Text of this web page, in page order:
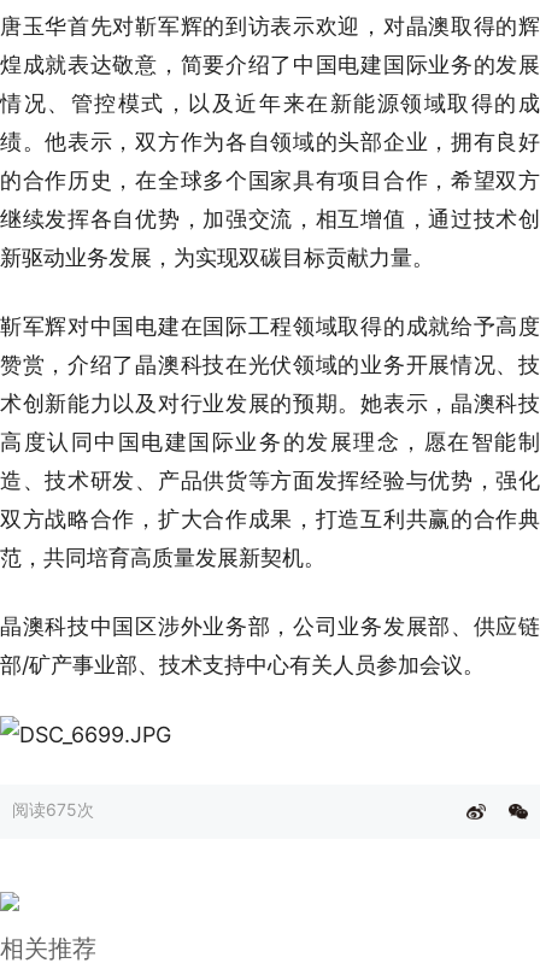
唐玉华首先对靳军辉的到访表示欢迎，对晶澳取得的辉
煌成就表达敬意，简要介绍了中国电建国际业务的发展
情况、管控模式，以及近年来在新能源领域取得的成
绩。他表示，双方作为各自领域的头部企业，拥有良好
的合作历史，在全球多个国家具有项目合作，希望双方
继续发挥各自优势，加强交流，相互增值，通过技术创
新驱动业务发展，为实现双碳目标贡献力量。
靳军辉对中国电建在国际工程领域取得的成就给予高度
赞赏，介绍了晶澳科技在光伏领域的业务开展情况、技
术创新能力以及对行业发展的预期。她表示，晶澳科技
高度认同中国电建国际业务的发展理念，愿在智能制
造、技术研发、产品供货等方面发挥经验与优势，强化
双方战略合作，扩大合作成果，打造互利共赢的合作典
范，共同培育高质量发展新契机。
晶澳科技中国区涉外业务部，公司业务发展部、供应链
部/矿产事业部、技术支持中心有关人员参加会议。
阅读675次
相关推荐